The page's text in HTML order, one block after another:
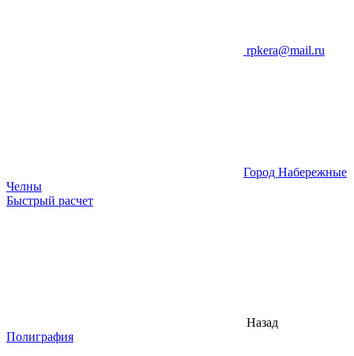
rpkera@mail.ru
Город Набережные
Челны
Быстрый расчет
Назад
Полиграфия